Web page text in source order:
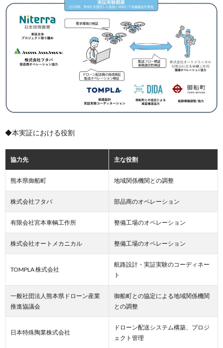
◆本実証における役割
協力先 主な役割
熊本県御船町 地域関係機関との調整
株式会社フタバ 部品商のオペレーション
有限会社宮本車輌工作所 整備工場のオペレーション
株式会社オートメカニカル 整備工場のオペレーション
TOMPLA 株式会社
航路設計・実証実験のコーディネー
ト
一般社団法人熊本県ドローン産業
推進協議会
御船町との協定による地域関係機関
との調整
日本特殊陶業株式会社
ドローン配送システム構築、プロジ
ェクト管理